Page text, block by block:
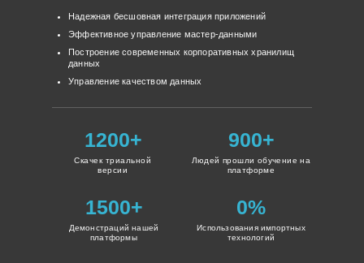
Скачек триальной
версии
1200+
Людей прошли обучение на
платформе
900+
Демонстраций нашей
платформы
1500+
Использования импортных
технологий
0%
Надежная бесшовная интеграция приложений
Эффективное управление мастер-данными
Построение современных корпоративных хранилищ
данных
Управление качеством данных